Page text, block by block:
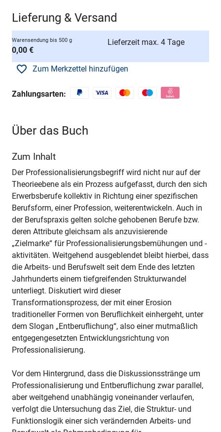
Lieferung & Versand
Warensendung bis 500 g
0,00 €
Lieferzeit max. 4 Tage
Zum Merkzettel hinzufügen
Zahlungsarten:
Über das Buch
Zum Inhalt
Der Professionalisierungsbegriff wird nicht nur auf der
Theorieebene als ein Prozess aufgefasst, durch den sich
Erwerbsberufe kollektiv in Richtung einer spezifischen
Berufsform, einer Profession, weiterentwickeln. Auch in
der Berufspraxis gelten solche gehobenen Berufe bzw.
deren Attribute gleichsam als anzuvisierende
„Zielmarke“ für Professionalisierungsbemühungen und -
aktivitäten. Weitgehend ausgeblendet bleibt hierbei, dass
die Arbeits- und Berufswelt seit dem Ende des letzten
Jahrhunderts einem tiefgreifenden Strukturwandel
unterliegt. Diskutiert wird dieser
Transformationsprozess, der mit einer Erosion
traditioneller Formen von Beruflichkeit einhergeht, unter
dem Slogan „Entberuflichung“, also einer mutmaßlich
entgegengesetzten Entwicklungsrichtung von
Professionalisierung.
Vor dem Hintergrund, dass die Diskussionsstränge um
Professionalisierung und Entberuflichung zwar parallel,
aber weitgehend unabhängig voneinander verlaufen,
verfolgt die Untersuchung das Ziel, die Struktur- und
Funktionslogik einer sich verändernden Arbeits- und